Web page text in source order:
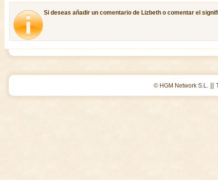
Si deseas añadir un comentario de Lizbeth o comentar el
© HGM Network S.L. ||